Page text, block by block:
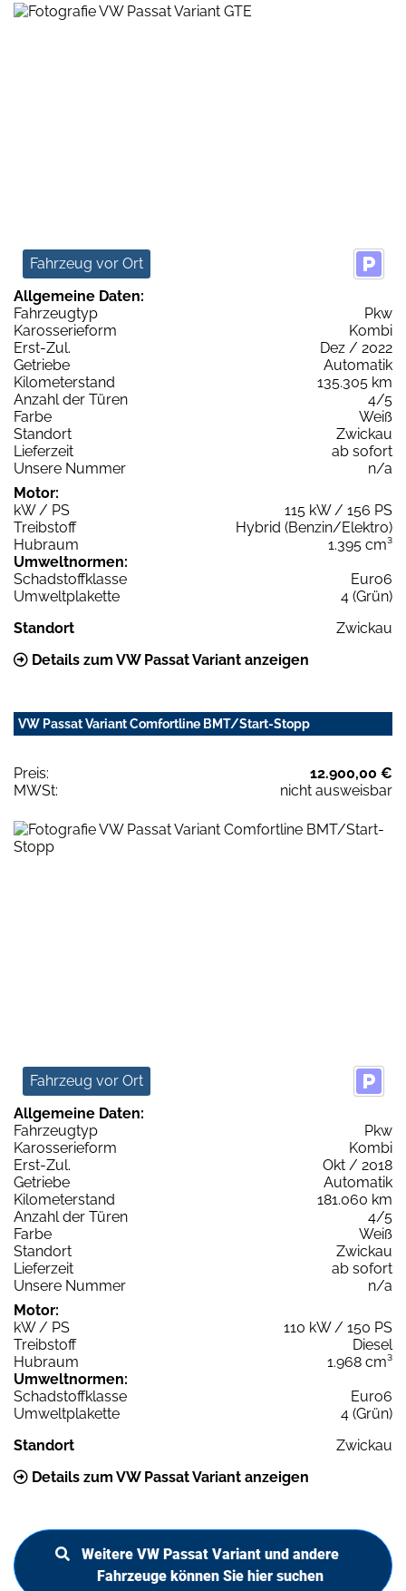
Fahrzeug vor Ort
Allgemeine Daten:
Fahrzeugtyp
Pkw
Karosserieform
Kombi
Erst-Zul.
Dez / 2022
Getriebe
Automatik
Kilometerstand
135.305 km
Anzahl der Türen
4/5
Farbe
Weiß
Standort
Zwickau
Lieferzeit
ab sofort
Unsere Nummer
n/a
Motor:
kW / PS
115 kW / 156 PS
Treibstoff
Hybrid (Benzin/Elektro)
Hubraum
1.395 cm³
Umweltnormen:
Schadstoffklasse
Euro6
Umweltplakette
4 (Grün)
Standort
Zwickau
Details zum VW Passat Variant anzeigen
VW Passat Variant Comfortline BMT/Start-Stopp
Preis:
12.900,00 €
MWSt:
nicht ausweisbar
Fahrzeug vor Ort
Allgemeine Daten:
Fahrzeugtyp
Pkw
Karosserieform
Kombi
Erst-Zul.
Okt / 2018
Getriebe
Automatik
Kilometerstand
181.060 km
Anzahl der Türen
4/5
Farbe
Weiß
Standort
Zwickau
Lieferzeit
ab sofort
Unsere Nummer
n/a
Motor:
kW / PS
110 kW / 150 PS
Treibstoff
Diesel
Hubraum
1.968 cm³
Umweltnormen:
Schadstoffklasse
Euro6
Umweltplakette
4 (Grün)
Standort
Zwickau
Details zum VW Passat Variant anzeigen
Weitere VW Passat Variant und andere
Fahrzeuge können Sie hier suchen